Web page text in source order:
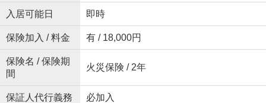
入居可能日 即時
保険加入 / 料金 有 / 18,000円
保険名 / 保険期
間
火災保険 / 2年
保証人代行義務 必加入